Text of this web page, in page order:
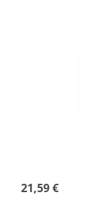
21,59 €